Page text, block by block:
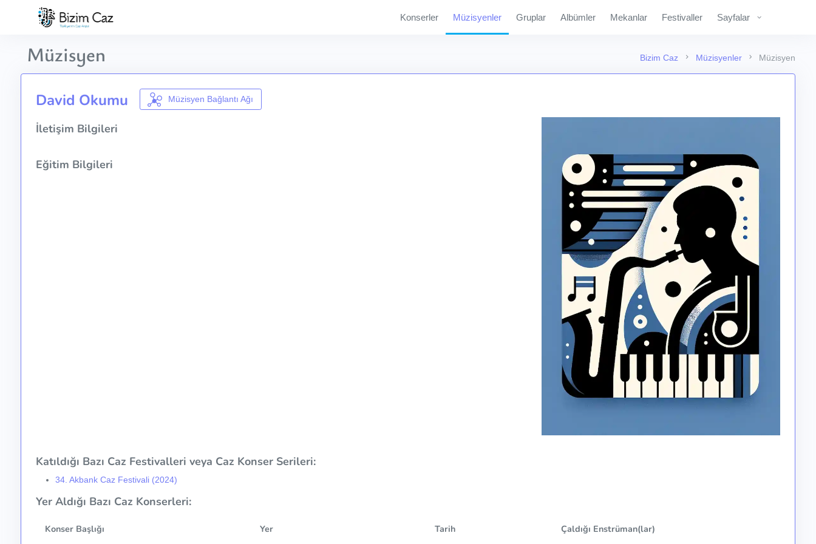
Konserler Müzisyenler Gruplar Albümler Mekanlar Festivaller Sayfalar
Bizim Caz Müzisyenler Müzisyen
Müzisyen
David Okumu Müzisyen Bağlantı Ağı
İletişim Bilgileri
Eğitim Bilgileri
Katıldığı Bazı Caz Festivalleri veya Caz Konser Serileri:
34. Akbank Caz Festivali (2024)
Yer Aldığı Bazı Caz Konserleri:
Konser Başlığı Yer Tarih Çaldığı Enstrüman(lar)